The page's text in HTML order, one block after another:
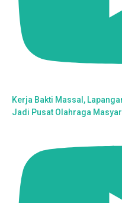
Kerja Bakti Massal,
Jadi Pusat Olahraga